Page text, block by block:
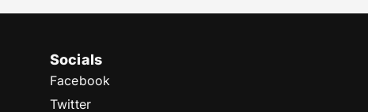
Socials
Facebook
Twitter